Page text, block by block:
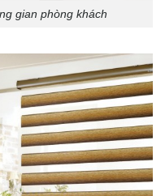
gian phòng khách